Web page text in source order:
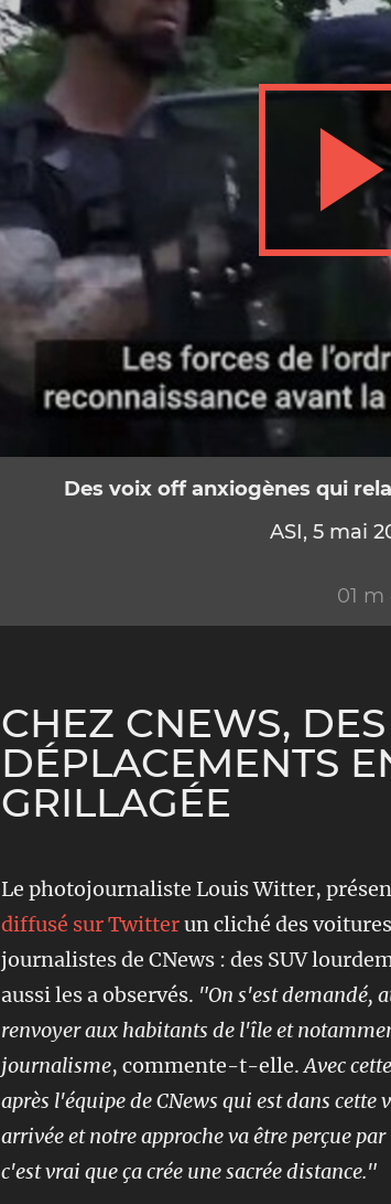
Des voix off anxiogènes qui
ASI, 5 mai
01 m
CHEZ CNEWS, DES
DÉPLACEMENTS
GRILLAGÉE
Le photojournaliste Louis Witter,
diffusé sur Twitterun cliché des
journalistes de CNews : des SUV
aussi les a observés. "On s'est demandé,
renvoyer aux habitants de l'île et
journalisme, commente-t-elle.Avec
après l'équipe de CNews qui est dans
arrivée et notre approche va être perçue
c'est vrai que ça crée une sacrée distance."